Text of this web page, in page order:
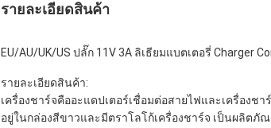
รายละเอียดสินค้า
EU/AU/UK/US ปลั๊ก 11V 3A ลิเธียมแบตเตอรี่ Charger
รายละเอียดสินค้า:
เครื่องชาร์จคืออะแดปเตอร์เชื่อมต่อสายไฟและเครื่อง
อยู่ในกล่องสีขาวและมีตราโลโก้เครื่องชาร์จ เป็นผลิต